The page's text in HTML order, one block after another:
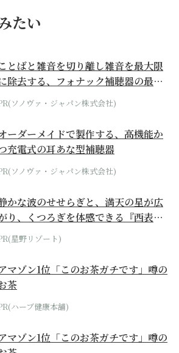
たい
ことばと雑音を切り離し雑音を最大限
除去する、フォナック補聴器の最上
位モデル
ソノヴァ・ジャパン株式会社)
ーダーメイドで製作する、高機能か
充電式の耳あな型補聴器
ソノヴァ・ジャパン株式会社)
かな波のせせらぎと、満天の星が広
り、くつろぎを体感できる『西表島
テル by...
星野リゾート)
マゾン1位「このお茶ガチです」噂の
茶
ハーブ健康本舗)
マゾン1位「このお茶ガチです」噂の